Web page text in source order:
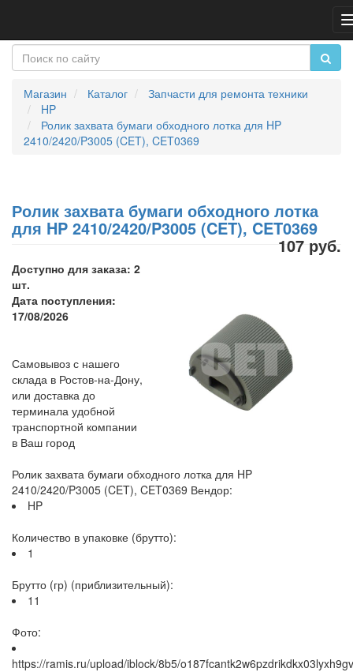
Магазин Каталог
Запчасти для ремонта техники
HP
Ролик захвата бумаги обходного лотка для HP
2410/2420/P3005 (CET), CET0369
Ролик захвата бумаги обходного лотка
для HP 2410/2420/P3005 (CET), CET0369
107 руб.
Доступно для заказа: 2
шт.
Дата поступления:
17/08/2026
Самовывоз с нашего
склада в Ростов-на-Дону,
или доставка до
терминала удобной
транспортной компании
в Ваш город
Ролик захвата бумаги обходного лотка для HP
2410/2420/P3005 (CET), CET0369 Вендор:
HP
Количество в упаковке (брутто):
1
Брутто (гр) (приблизительный):
11
Фото:
https://ramis.ru/upload/iblock/8b5/